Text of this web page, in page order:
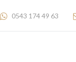
0543 174 49 63